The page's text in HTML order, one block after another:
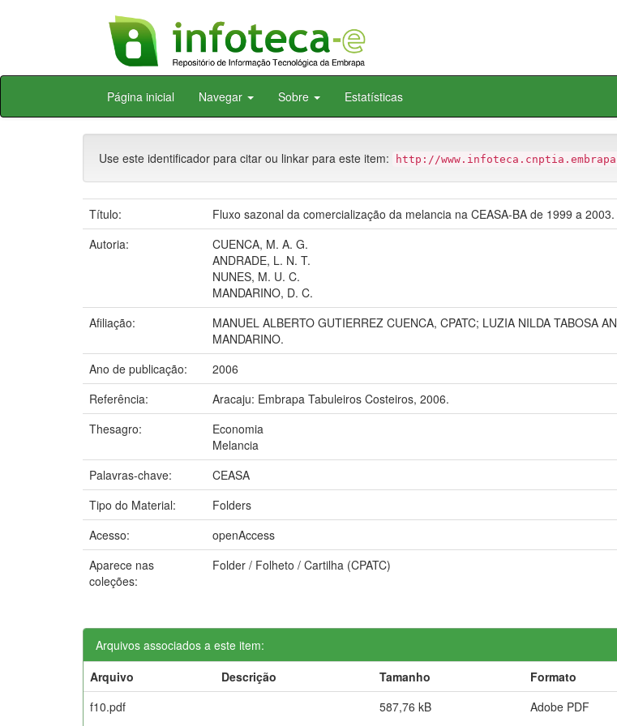
Skip
Página inicial Navegar Sobre Estatísticas
Use este identificador para citar ou linkar para este item: http://
Título:
Fluxo sazonal da comercialização da melancia na CEASA-BA de 1999 a 2003.
Autoria:
CUENCA, M. A. G.
ANDRADE, L. N. T.
NUNES, M. U. C.
MANDARINO, D. C.
Afiliação:
MANUEL ALBERTO GUTIERREZ CUENCA, CPATC; LUZIA NILDA TABOSA
MANDARINO.
Ano de publicação:
2006
Referência:
Aracaju: Embrapa Tabuleiros Costeiros, 2006.
Thesagro:
Economia
Melancia
Palavras-chave:
CEASA
Tipo do Material:
Folders
Acesso:
openAccess
Aparece nas
coleções:
Folder / Folheto / Cartilha (CPATC)
Arquivos associados a este item:
Arquivo
Descrição Tamanho
Formato
f10.pdf
587,76 kB Adobe PDF